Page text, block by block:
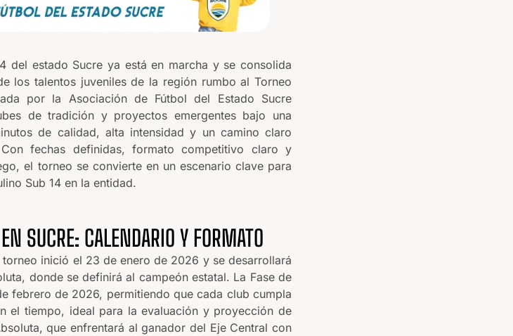
del estado Sucre ya está en marcha y se consolida
los talentos juveniles de la región rumbo al Torneo
por la Asociación de Fútbol del Estado Sucre
de tradición y proyectos emergentes bajo una
de calidad, alta intensidad y un camino claro
fechas definidas, formato competitivo claro y
el torneo se convierte en un escenario clave para
Sub 14 en la entidad.
SUCRE: CALENDARIO Y FORMATO
inició el 23 de enero de 2026 y se desarrollará
donde se definirá al campeón estatal. La Fase de
febrero de 2026, permitiendo que cada club cumpla
el tiempo, ideal para la evaluación y proyección de
que enfrentará al ganador del Eje Central con